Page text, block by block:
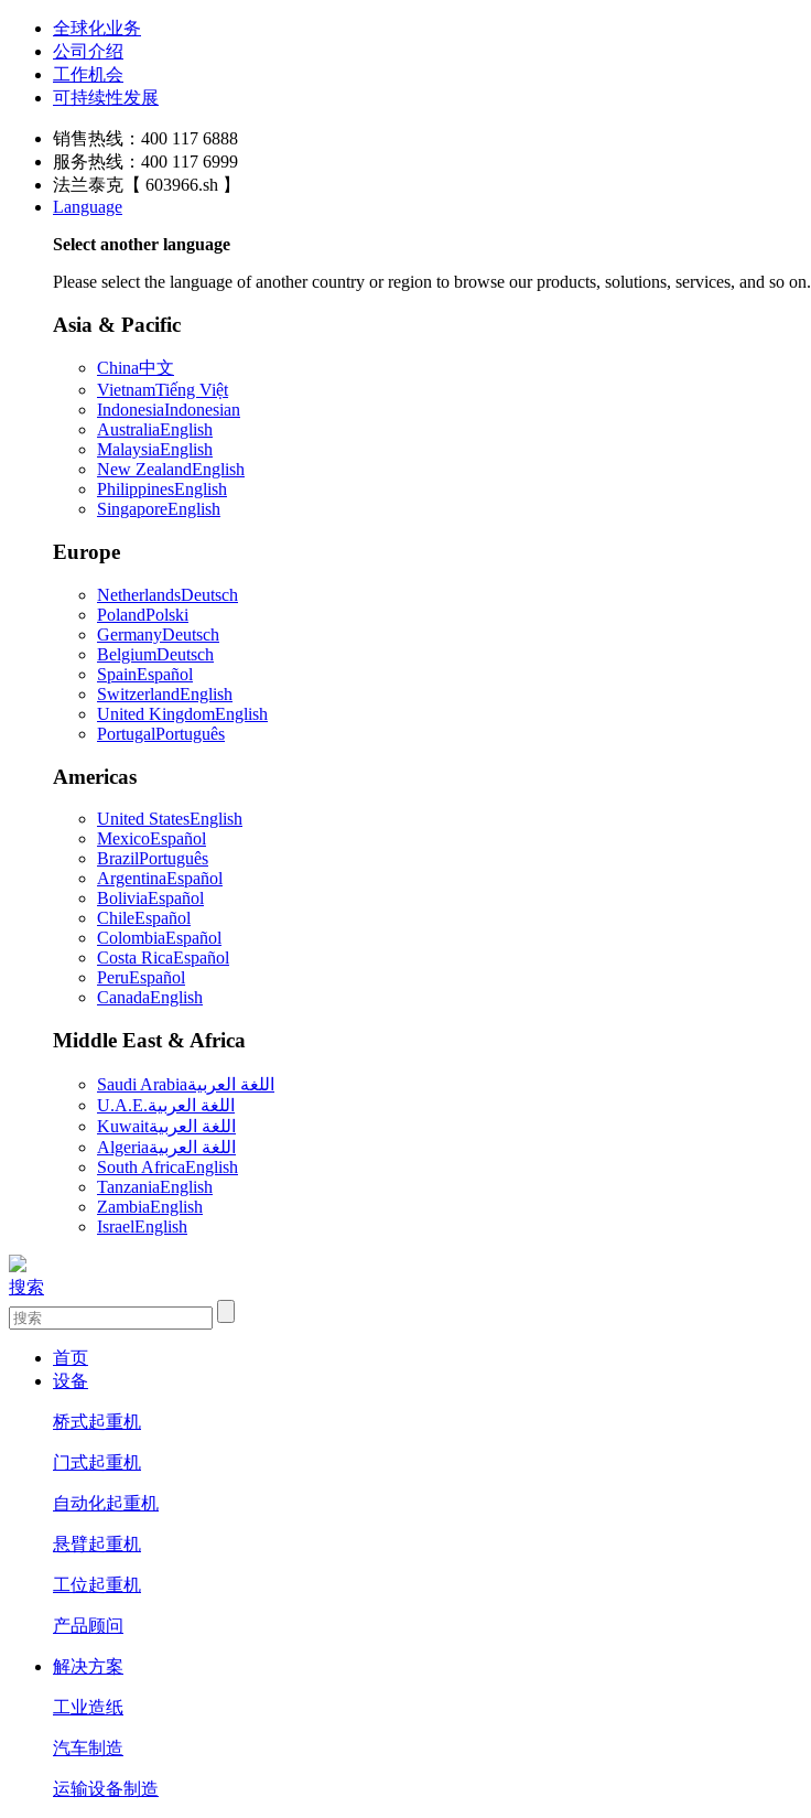
全球化业务
公司介绍
工作机会
可持续性发展
销售热线：400 117 6888
服务热线：400 117 6999
法兰泰克【 603966.sh 】
Language
Select another language
Please select the language of another country or region to browse our products, solutions, services, and so on.
Asia & Pacific
China中文
VietnamTiếng Việt
IndonesiaIndonesian
AustraliaEnglish
MalaysiaEnglish
New ZealandEnglish
PhilippinesEnglish
SingaporeEnglish
Europe
NetherlandsDeutsch
PolandPolski
GermanyDeutsch
BelgiumDeutsch
SpainEspañol
SwitzerlandEnglish
United KingdomEnglish
PortugalPortuguês
Americas
United StatesEnglish
MexicoEspañol
BrazilPortuguês
ArgentinaEspañol
BoliviaEspañol
ChileEspañol
ColombiaEspañol
Costa RicaEspañol
PeruEspañol
CanadaEnglish
Middle East & Africa
Saudi Arabiaاللغة العربية
U.A.E.اللغة العربية
Kuwaitاللغة العربية
Algeriaاللغة العربية
South AfricaEnglish
TanzaniaEnglish
ZambiaEnglish
IsraelEnglish
搜索
首页
设备
桥式起重机
门式起重机
自动化起重机
悬臂起重机
工位起重机
产品顾问
解决方案
工业造纸
汽车制造
运输设备制造